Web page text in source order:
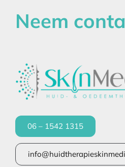
Neem
06 – 1542 1315